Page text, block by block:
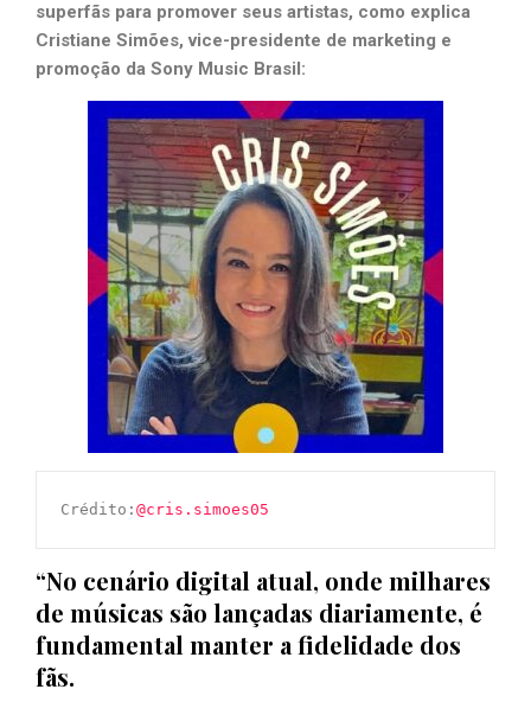
superfãs para promover seus artistas, como explica
Cristiane Simões, vice-presidente de marketing e
promoção da Sony Music Brasil:
Crédito: @cris.simoes05
“No cenário digital atual, onde milhares
de músicas são lançadas diariamente, é
fundamental manter a fidelidade dos
fãs.